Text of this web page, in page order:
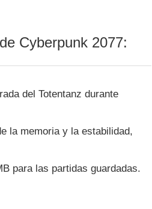
Cyberpunk 2077:
del Totentanz durante
la memoria y la estabilidad,
para las partidas guardadas.